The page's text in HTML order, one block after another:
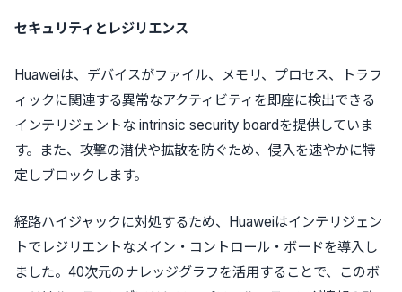
セキュリティとレジリエンス
Huaweiは、デバイスがファイル、メモリ、プロセス、トラフ
ィックに関連する異常なアクティビティを即座に検出できる
インテリジェントな intrinsic security boardを提供していま
す。また、攻撃の潜伏や拡散を防ぐため、侵入を速やかに特
定しブロックします。
経路ハイジャックに対処するため、Huaweiはインテリジェン
トでレジリエントなメイン・コントロール・ボードを導入し
ました。40次元のナレッジグラフを活用することで、このボ